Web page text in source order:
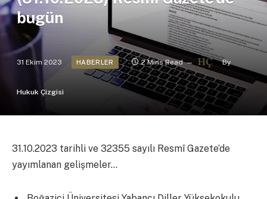
bugün
31 Ekim 2023 HABERLER 2 Mins Read By
Hukuk Çizgisi
31.10.2023 tarihli ve 32355 sayılı Resmî Gazete’de
yayımlanan gelişmeler…